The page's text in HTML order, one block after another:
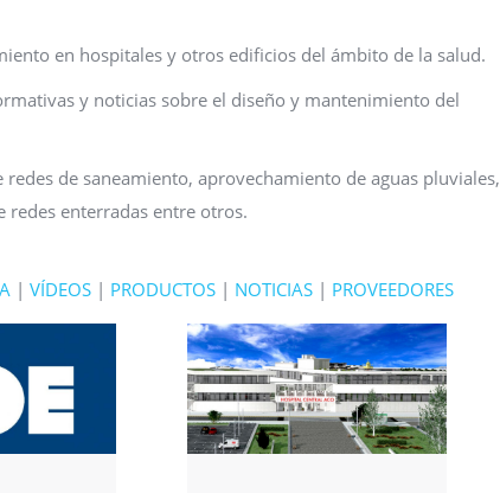
en hospitales y otros edificios del ámbito de la salud.
y noticias sobre el diseño y mantenimiento del
de saneamiento, aprovechamiento de aguas pluviales,
redes enterradas entre otros.
| VÍDEOS | PRODUCTOS | NOTICIAS | PROVEEDORES